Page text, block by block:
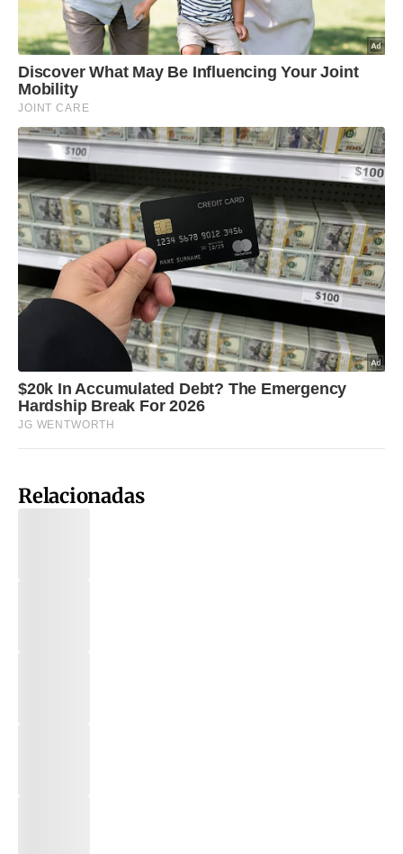
Relacionadas